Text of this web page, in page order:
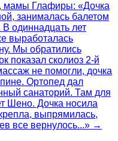
мамы Глафиры: «Дочка
занималась балетом
В одиннадцать лет
выработалась
Мы обратились
показал сколиоз 2-й
не помогли, дочка
Ортопед дал
санаторий. Там для
Шено. Дочка носила
выпрямилась,
все вернулось...» →